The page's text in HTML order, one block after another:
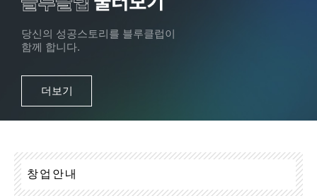
당신의 성공스토리를 블루클럽이
함께 합니다.
더보기
창업 안내